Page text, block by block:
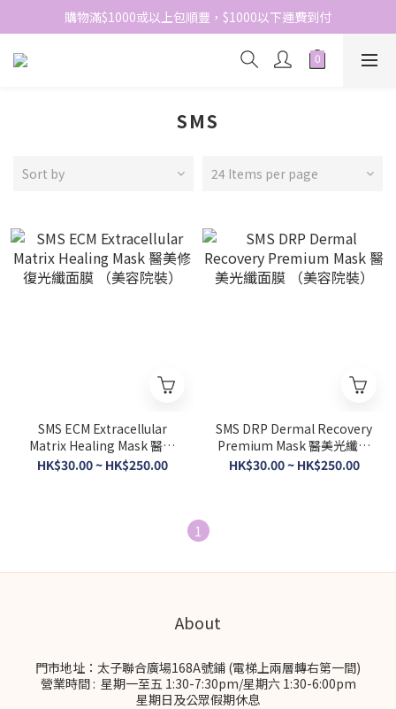
網站免費登記會員，會員優惠價於結帳時自動扣減
購物滿$1000或以上包順豐，$1000以下運費到付
網站免費登記會員，會員優惠價於結帳時自動扣減
SMS
Sort by 24 Items per page
SMS ECM Extracellular
Matrix Healing Mask 醫美
修復光纖面膜 （美容院裝）
HK$30.00 ~ HK$250.00
SMS DRP Dermal Recovery
Premium Mask 醫美光纖面
膜 （美容院裝）
HK$30.00 ~ HK$250.00
1
About
門市地址：太子聯合廣場168A號鋪 (電梯上兩層轉右第一間)
營業時間 : 星期一至五 1:30-7:30pm/星期六 1:30-6:00pm
星期日及公眾假期休息